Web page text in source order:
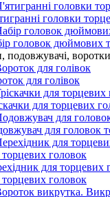
головки
головок дюймових
подовжувачі, воротки
для голівок
для торцевих
для головок
для торцевих
торцевих головок